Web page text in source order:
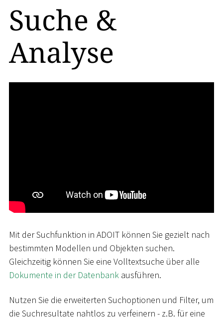
Suche &
Analyse
Mit der Suchfunktion in ADOIT können Sie gezielt nach
bestimmten Modellen und Objekten suchen.
Gleichzeitig können Sie eine Volltextsuche über alle
Dokumente in der Datenbank ausführen.
Nutzen Sie die erweiterten Suchoptionen und Filter, um
die Suchresultate nahtlos zu verfeinern - z.B. für eine